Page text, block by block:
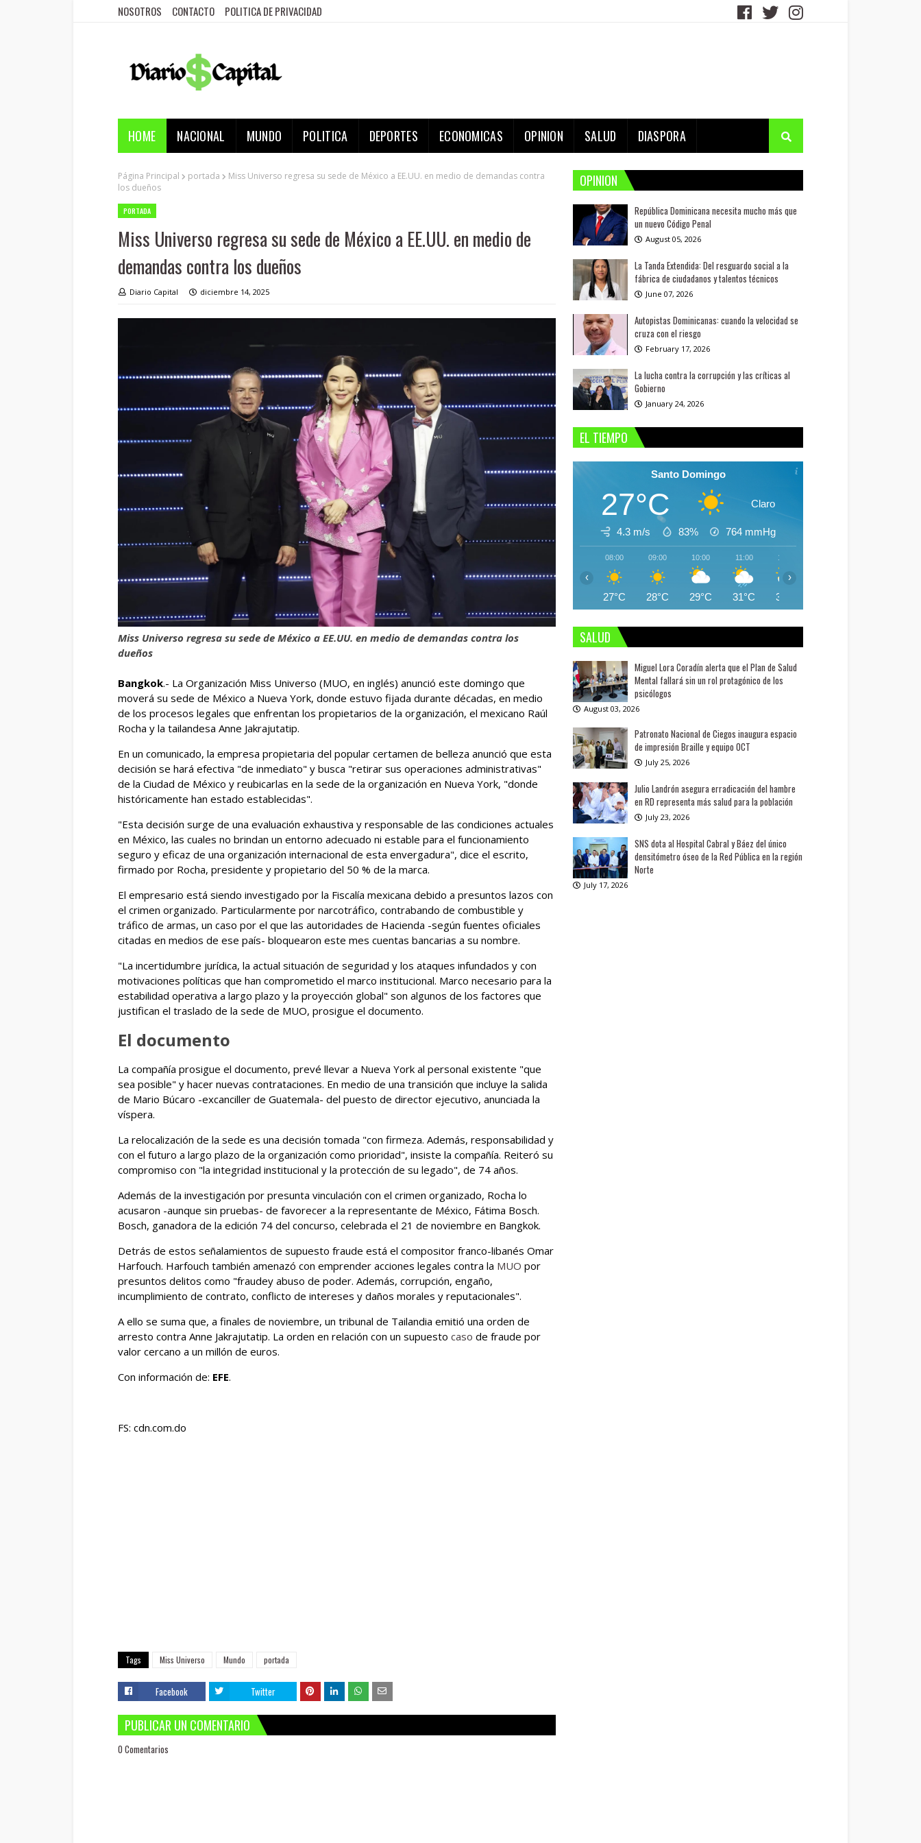
NOSOTROS CONTACTO POLITICA DE PRIVACIDAD
HOME NACIONAL MUNDO POLITICA DEPORTES ECONOMICAS OPINION SALUD DIASPORA
Página Principal portada
Miss Universo regresa su sede de México a EE.UU. en medio de demandas contra
los dueños
PORTADA
Miss Universo regresa su sede de México a EE.UU. en medio de
demandas contra los dueños
Diario Capital diciembre 14, 2025
Miss Universo regresa su sede de México a EE.UU. en medio de demandas contra los
dueños
Bangkok.- La Organización Miss Universo (MUO, en inglés) anunció este domingo que
moverá su sede de México a Nueva York, donde estuvo fijada durante décadas, en medio
de los procesos legales que enfrentan los propietarios de la organización, el mexicano Raúl
Rocha y la tailandesa Anne Jakrajutatip.
En un comunicado, la empresa propietaria del popular certamen de belleza anunció que esta
decisión se hará efectiva "de inmediato" y busca "retirar sus operaciones administrativas"
de la Ciudad de México y reubicarlas en la sede de la organización en Nueva York, "donde
históricamente han estado establecidas".
"Esta decisión surge de una evaluación exhaustiva y responsable de las condiciones actuales
en México, las cuales no brindan un entorno adecuado ni estable para el funcionamiento
seguro y eficaz de una organización internacional de esta envergadura", dice el escrito,
firmado por Rocha, presidente y propietario del 50 % de la marca.
El empresario está siendo investigado por la Fiscalía mexicana debido a presuntos lazos con
el crimen organizado. Particularmente por narcotráfico, contrabando de combustible y
tráfico de armas, un caso por el que las autoridades de Hacienda -según fuentes oficiales
citadas en medios de ese país- bloquearon este mes cuentas bancarias a su nombre.
"La incertidumbre jurídica, la actual situación de seguridad y los ataques infundados y con
motivaciones políticas que han comprometido el marco institucional. Marco necesario para la
estabilidad operativa a largo plazo y la proyección global" son algunos de los factores que
justifican el traslado de la sede de MUO, prosigue el documento.
El documento
La compañía prosigue el documento, prevé llevar a Nueva York al personal existente "que
sea posible" y hacer nuevas contrataciones. En medio de una transición que incluye la salida
de Mario Búcaro -excanciller de Guatemala- del puesto de director ejecutivo, anunciada la
víspera.
La relocalización de la sede es una decisión tomada "con firmeza. Además, responsabilidad y
con el futuro a largo plazo de la organización como prioridad", insiste la compañía. Reiteró su
compromiso con "la integridad institucional y la protección de su legado", de 74 años.
Además de la investigación por presunta vinculación con el crimen organizado, Rocha lo
acusaron -aunque sin pruebas- de favorecer a la representante de México, Fátima Bosch.
Bosch, ganadora de la edición 74 del concurso, celebrada el 21 de noviembre en Bangkok.
Detrás de estos señalamientos de supuesto fraude está el compositor franco-libanés Omar
Harfouch. Harfouch también amenazó con emprender acciones legales contra la MUO por
presuntos delitos como "fraudey abuso de poder. Además, corrupción, engaño,
incumplimiento de contrato, conflicto de intereses y daños morales y reputacionales".
A ello se suma que, a finales de noviembre, un tribunal de Tailandia emitió una orden de
arresto contra Anne Jakrajutatip. La orden en relación con un supuesto caso de fraude por
valor cercano a un millón de euros.
Con información de: EFE.
FS: cdn.com.do
Tags Miss Universo Mundo portada
Facebook Twitter
PUBLICAR UN COMENTARIO
0 Comentarios
OPINION
República Dominicana necesita mucho más que
un nuevo Código Penal
August 05, 2026
La Tanda Extendida: Del resguardo social a la
fábrica de ciudadanos y talentos técnicos
June 07, 2026
Autopistas Dominicanas: cuando la velocidad se
cruza con el riesgo
February 17, 2026
La lucha contra la corrupción y las críticas al
Gobierno
January 24, 2026
EL TIEMPO
Santo Domingo
27°C Claro
4.3 m/s 83% 764 mmHg
08:00
27°C
09:00
28°C
10:00
29°C
11:00
31°C
12:00
31°C
‹ ›
SALUD
Miguel Lora Coradín alerta que el Plan de Salud
Mental fallará sin un rol protagónico de los
psicólogos
August 03, 2026
Patronato Nacional de Ciegos inaugura espacio
de impresión Braille y equipo OCT
July 25, 2026
Julio Landrón asegura erradicación del hambre
en RD representa más salud para la población
July 23, 2026
SNS dota al Hospital Cabral y Báez del único
densitómetro óseo de la Red Pública en la región
Norte
July 17, 2026